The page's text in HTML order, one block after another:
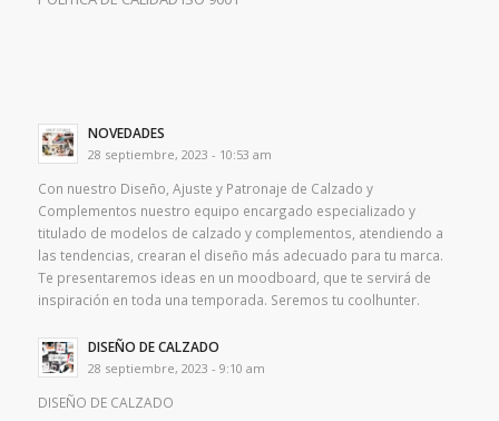
NOVEDADES
28 septiembre, 2023 - 10:53 am
Con nuestro Diseño, Ajuste y Patronaje de Calzado y
Complementos nuestro equipo encargado especializado y
titulado de modelos de calzado y complementos, atendiendo a
las tendencias, crearan el diseño más adecuado para tu marca.
Te presentaremos ideas en un moodboard, que te servirá de
inspiración en toda una temporada. Seremos tu coolhunter.
DISEÑO DE CALZADO
28 septiembre, 2023 - 9:10 am
DISEÑO DE CALZADO